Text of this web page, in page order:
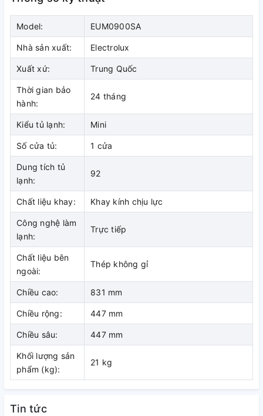
Lượng điện năng tiêu thụ trên tủ lạnh này chỉ khoảng 0.55
kW/ngày. Do đó đảm bảo tiết kiệm điện tối ưu cho người
dùng. Với tủ lạnh này, hóa đơn tiền điện hằng tháng sẽ
không còn là vấn đề khiến bạn phải lo lắng khi sử dụng.
Hệ thống làm lạnh trực tiếp
Là một trong những hệ thống khá phổ biến với người dùng,
cho người dùng, đồng thời vận hành cực kỳ êm ái do không
có tiếng ồn của quạt.
Model: EUM0900SA
Nhà sản xuất: Electrolux
Xuất xứ: Trung Quốc
Thời gian bảo
hành:
24 tháng
Kiểu tủ lạnh: Mini
Số cửa tủ: 1 cửa
Dung tích tủ
lạnh:
92
Chất liệu khay: Khay kính chịu lực
Công nghệ làm
lạnh:
Trực tiếp
Chất liệu bên
ngoài:
Thép không gỉ
Chiều cao: 831 mm
Chiều rộng: 447 mm
Chiều sâu: 447 mm
Khối lượng sản
phẩm (kg):
21 kg
Tin tức